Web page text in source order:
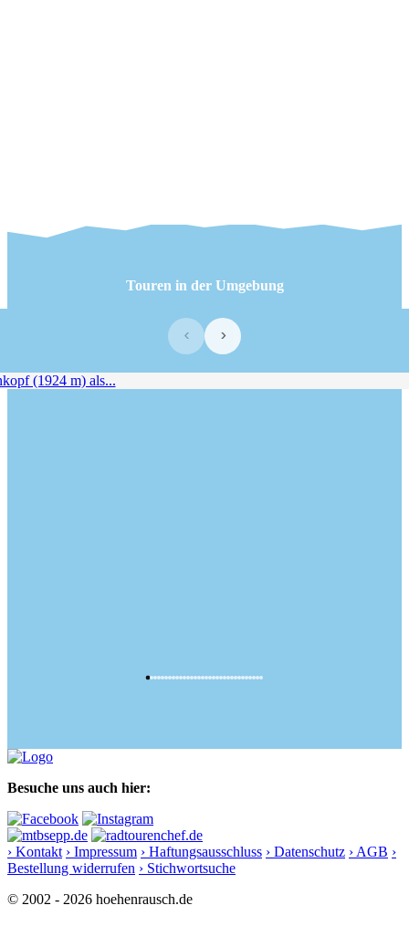
Touren in der Umgebung
‹ ›
Besuche uns auch hier:
› Kontakt › Impressum › Haftungsausschluss › Datenschutz › AGB ›
Bestellung widerrufen › Stichwortsuche
© 2002 - 2026 hoehenrausch.de